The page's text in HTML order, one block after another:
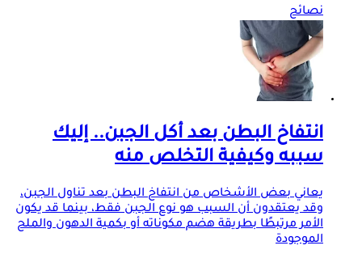
نصائح
انتفاخ البطن بعد أكل الجبن.. إليك
سببه وكيفية التخلص منه
يعاني بعض الأشخاص من انتفاخ البطن بعد تناول الجبن،
وقد يعتقدون أن السبب هو نوع الجبن فقط، بينما قد يكون
الأمر مرتبطًا بطريقة هضم مكوناته أو بكمية الدهون والملح
الموجودة